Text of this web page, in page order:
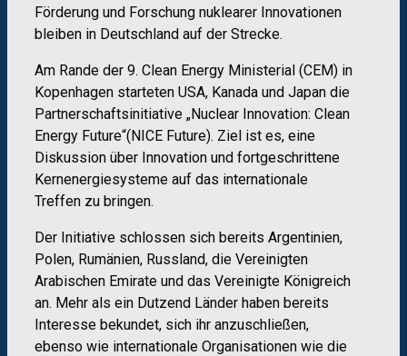
Förderung und Forschung nuklearer Innovationen
bleiben in Deutschland auf der Strecke.
Am Rande der 9. Clean Energy Ministerial (CEM) in
Kopenhagen starteten USA, Kanada und Japan die
Partnerschaftsinitiative „Nuclear Innovation: Clean
Energy Future“(NICE Future). Ziel ist es, eine
Diskussion über Innovation und fortgeschrittene
Kernenergiesysteme auf das internationale
Treffen zu bringen.
Der Initiative schlossen sich bereits Argentinien,
Polen, Rumänien, Russland, die Vereinigten
Arabischen Emirate und das Vereinigte Königreich
an. Mehr als ein Dutzend Länder haben bereits
Interesse bekundet, sich ihr anzuschließen,
ebenso wie internationale Organisationen wie die